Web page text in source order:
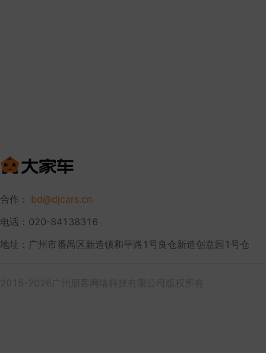
合作： bd@djcars.cn
电话：020-84138316
地址：广州市番禺区新造镇和平路1号良仓新造创意园1号仓